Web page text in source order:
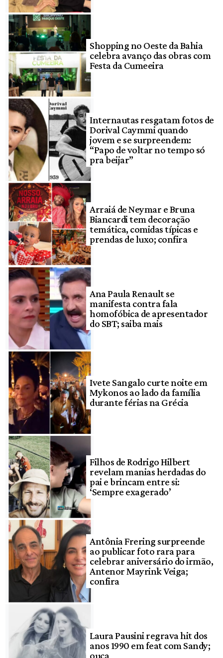
Shopping no Oeste da Bahia
celebra avanço das obras com
Festa da Cumeeira
Internautas resgatam fotos de
Dorival Caymmi quando
jovem e se surpreendem:
“Papo de voltar no tempo só
pra beijar”
Arraiá de Neymar e Bruna
Biancardi tem decoração
temática, comidas típicas e
prendas de luxo; confira
Ana Paula Renault se
manifesta contra fala
homofóbica de apresentador
do SBT; saiba mais
Ivete Sangalo curte noite em
Mykonos ao lado da família
durante férias na Grécia
Filhos de Rodrigo Hilbert
revelam manias herdadas do
pai e brincam entre si:
‘Sempre exagerado’
Antônia Frering surpreende
ao publicar foto rara para
celebrar aniversário do irmão,
Antenor Mayrink Veiga;
confira
Laura Pausini regrava hit dos
anos 1990 em feat com Sandy;
ouça